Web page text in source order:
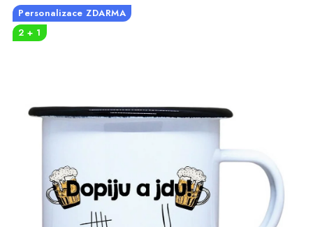
VLASTNÍ MOTIV
MIKINY
MÁM SRDCE POMÁHÁM
Personalizace ZDARMA
2 + 1